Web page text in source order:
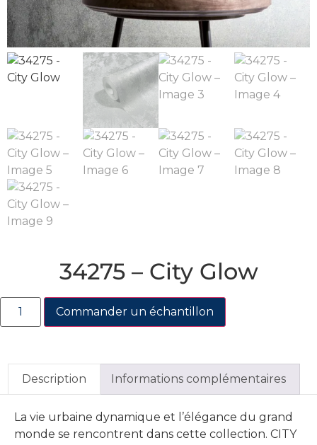
34275 – City Glow
Commander un échantillon
Description Informations complémentaires
La vie urbaine dynamique et l’élégance du grand
monde se rencontrent dans cette collection. CITY